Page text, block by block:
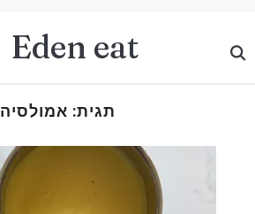
Eden eat
תגית: אמולסיה